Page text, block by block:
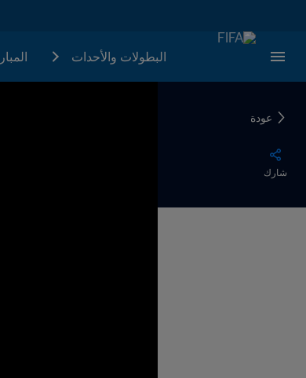
البطولات والأحدات
عودة
شارك